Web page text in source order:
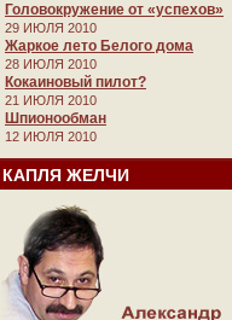
Головокружение от «успехов»
29 ИЮЛЯ 2010
Жаркое лето Белого дома
28 ИЮЛЯ 2010
Кокаиновый пилот?
21 ИЮЛЯ 2010
Шпионообман
12 ИЮЛЯ 2010
КАПЛЯ ЖЕЛЧИ